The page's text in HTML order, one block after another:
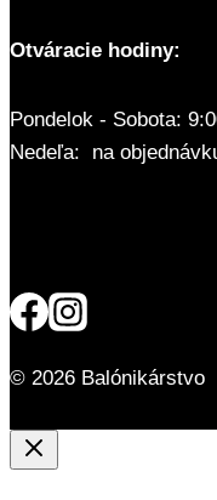
Otváracie hodiny:
Pondelok - Sobota:
Nedeľa: na
© 2026 Balónikárstvo